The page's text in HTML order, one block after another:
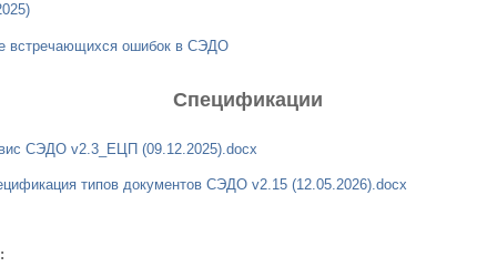
встречающихся ошибок в СЭДО
Спецификации
СЭДО v2.3_ЕЦП (09.12.2025).docx
типов документов СЭДО v2.15 (12.05.2026).docx